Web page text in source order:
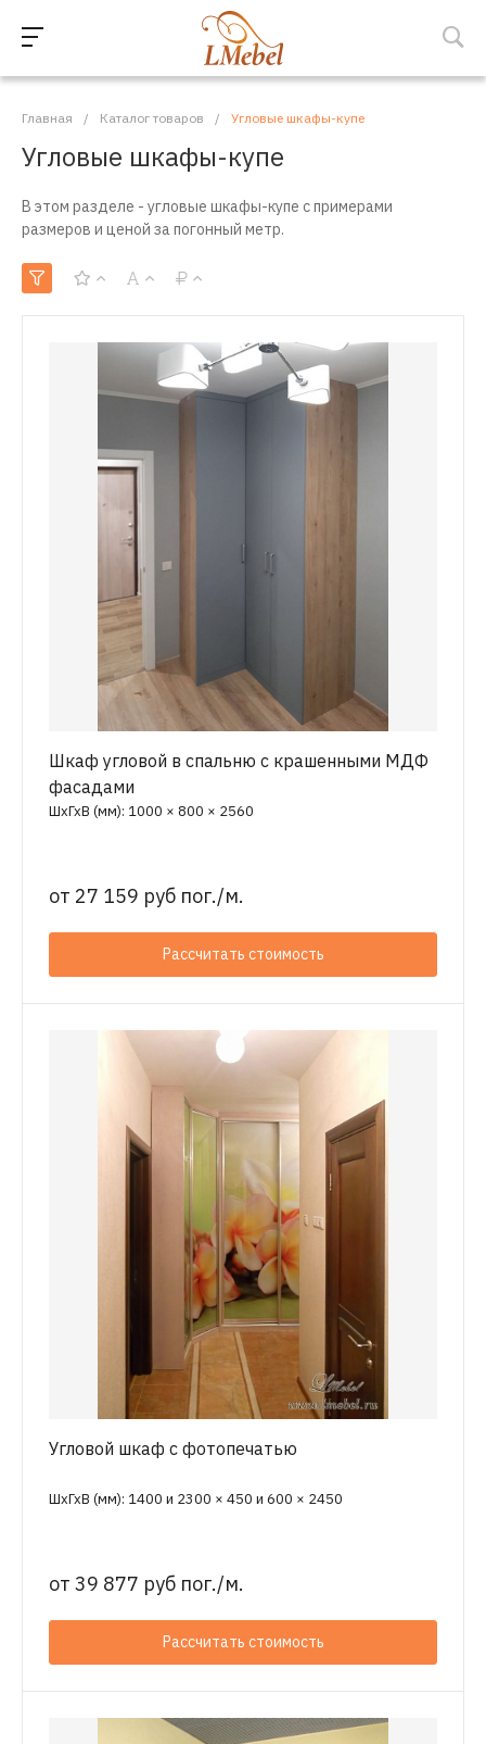
Главная / Каталог товаров / Угловые шкафы-купе
Угловые шкафы-купе
В этом разделе - угловые шкафы-купе с примерами
размеров и ценой за погонный метр.
Шкаф угловой в спальню с крашенными МДФ
фасадами
ШхГхВ (мм): 1000 × 800 × 2560
от 27 159 руб пог./м.
Рассчитать стоимость
Угловой шкаф с фотопечатью
ШхГхВ (мм): 1400 и 2300 × 450 и 600 × 2450
от 39 877 руб пог./м.
Рассчитать стоимость